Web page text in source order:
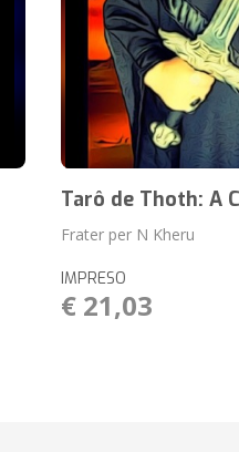
Tarô de Thoth: A
Frater per N Kheru
IMPRESO
€ 21,03